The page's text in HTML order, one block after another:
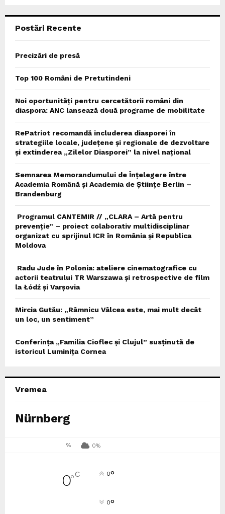
Postări Recente
Precizări de presă
Top 100 Români de Pretutindeni
Noi oportunități pentru cercetătorii români din
diaspora: ANC lansează două programe de mobilitate
RePatriot recomandă includerea diasporei în
strategiile locale, județene și regionale de dezvoltare
și extinderea „Zilelor Diasporei” la nivel național
Semnarea Memorandumului de Înțelegere între
Academia Română și Academia de Științe Berlin –
Brandenburg
Programul CANTEMIR // „CLARA – Artă pentru
prevenție” – proiect colaborativ multidisciplinar
organizat cu sprijinul ICR în România și Republica
Moldova
Radu Jude în Polonia: ateliere cinematografice cu
actorii teatrului TR Warszawa și retrospective de film
la Łódź și Varșovia
Mircia Gutău: „Râmnicu Vâlcea este, mai mult decât
un loc, un sentiment”
Conferința „Familia Cioflec și Clujul” susținută de
istoricul Luminița Cornea
Vremea
Nürnberg
% 0%
0°C 0°
0°